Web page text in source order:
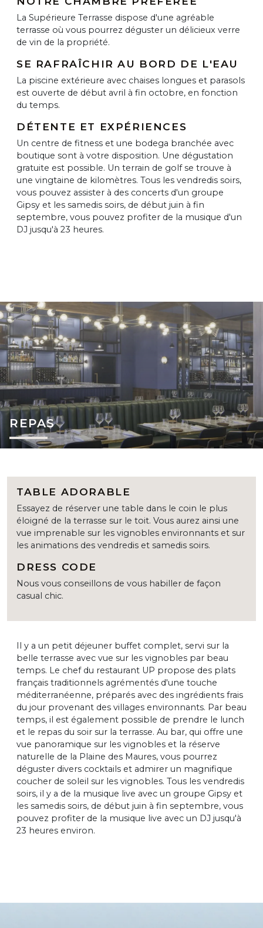
La Supérieure Terrasse dispose d'une agréable
terrasse où vous pourrez déguster un délicieux verre
de vin de la propriété.
SE RAFRAÎCHIR AU BORD DE L'EAU
La piscine extérieure avec chaises longues et parasols
est ouverte de début avril à fin octobre, en fonction
du temps.
DÉTENTE ET EXPÉRIENCES
Un centre de fitness et une bodega branchée avec
boutique sont à votre disposition. Une dégustation
gratuite est possible. Un terrain de golf se trouve à
une vingtaine de kilomètres. Tous les vendredis soirs,
vous pouvez assister à des concerts d'un groupe
Gipsy et les samedis soirs, de début juin à fin
septembre, vous pouvez profiter de la musique d'un
DJ jusqu'à 23 heures.
REPAS
TABLE ADORABLE
Essayez de réserver une table dans le coin le plus
éloigné de la terrasse sur le toit. Vous aurez ainsi une
vue imprenable sur les vignobles environnants et sur
les animations des vendredis et samedis soirs.
DRESS CODE
Nous vous conseillons de vous habiller de façon
casual chic.
Il y a un petit déjeuner buffet complet, servi sur la
belle terrasse avec vue sur les vignobles par beau
temps. Le chef du restaurant UP propose des plats
français traditionnels agrémentés d'une touche
méditerranéenne, préparés avec des ingrédients frais
du jour provenant des villages environnants. Par beau
temps, il est également possible de prendre le lunch
et le repas du soir sur la terrasse. Au bar, qui offre une
vue panoramique sur les vignobles et la réserve
naturelle de la Plaine des Maures, vous pourrez
déguster divers cocktails et admirer un magnifique
coucher de soleil sur les vignobles. Tous les vendredis
soirs, il y a de la musique live avec un groupe Gipsy et
les samedis soirs, de début juin à fin septembre, vous
pouvez profiter de la musique live avec un DJ jusqu'à
23 heures environ.